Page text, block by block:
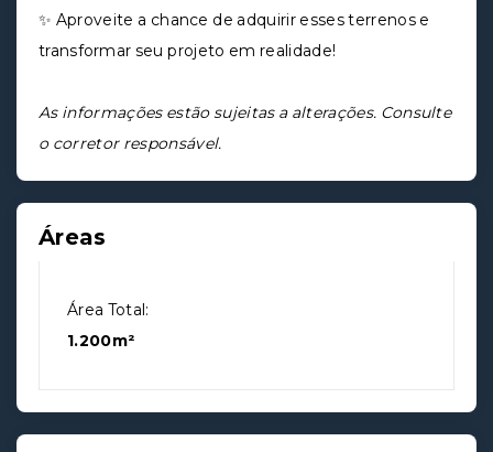
✨ Aproveite a chance de adquirir esses terrenos e
transformar seu projeto em realidade!
As informações estão sujeitas a alterações. Consulte
o corretor responsável.
Áreas
Área Total:
1.200m²